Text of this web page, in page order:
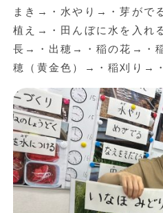
まき→・水やり→・芽がで
植え→・田んぼに水を入れ
長→・出穂→・稲の花→・
穂（黄金色）→・稲刈り→